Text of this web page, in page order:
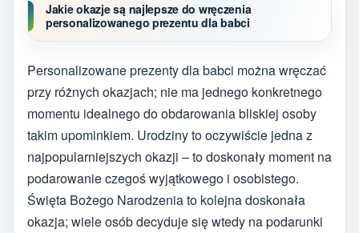
Jakie okazje są najlepsze do wręczenia
personalizowanego prezentu dla babci
Personalizowane prezenty dla babci można wręczać
przy różnych okazjach; nie ma jednego konkretnego
momentu idealnego do obdarowania bliskiej osoby
takim upominkiem. Urodziny to oczywiście jedna z
najpopularniejszych okazji – to doskonały moment na
podarowanie czegoś wyjątkowego i osobistego.
Święta Bożego Narodzenia to kolejna doskonała
okazja; wiele osób decyduje się wtedy na podarunki